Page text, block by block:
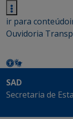
ir para conteúdo
Ouvidoria
SAD
Secretaria de